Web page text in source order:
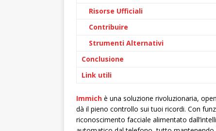
Risorse Ufficiali
Contribuire
Strumenti Alternativi
Conclusione
Link utili
Immich è una soluzione rivoluzionaria,
dà il pieno controllo sui tuoi ricordi. Con
riconoscimento facciale alimentato